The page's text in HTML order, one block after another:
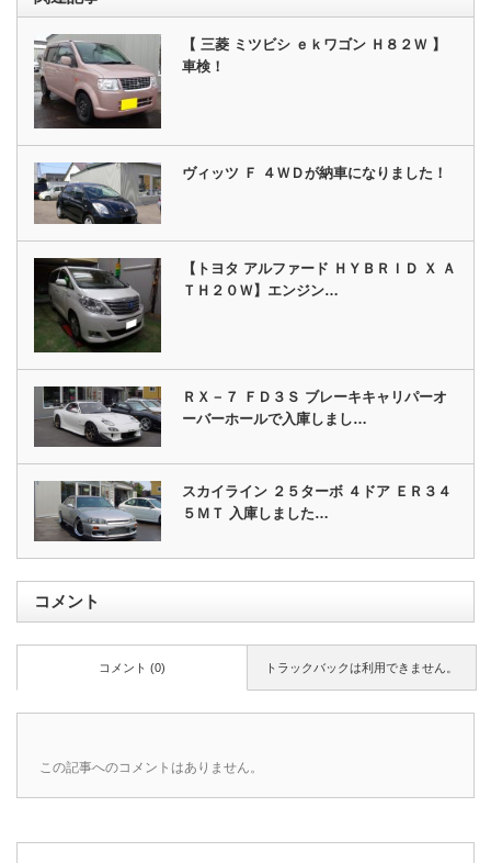
【 三菱 ミツビシ ｅｋワゴン Ｈ８２Ｗ 】
車検！
ヴィッツ Ｆ ４ＷＤが納車になりました！
【トヨタ アルファード ＨＹＢＲＩＤ Ｘ Ａ
ＴＨ２０Ｗ】エンジン…
ＲＸ－７ ＦＤ３Ｓ ブレーキキャリパーオ
ーバーホールで入庫しまし…
スカイライン ２５ターボ ４ドア ＥＲ３４
５ＭＴ 入庫しました…
コメント
トラックバックは利用できません。
コメント (0)
この記事へのコメントはありません。